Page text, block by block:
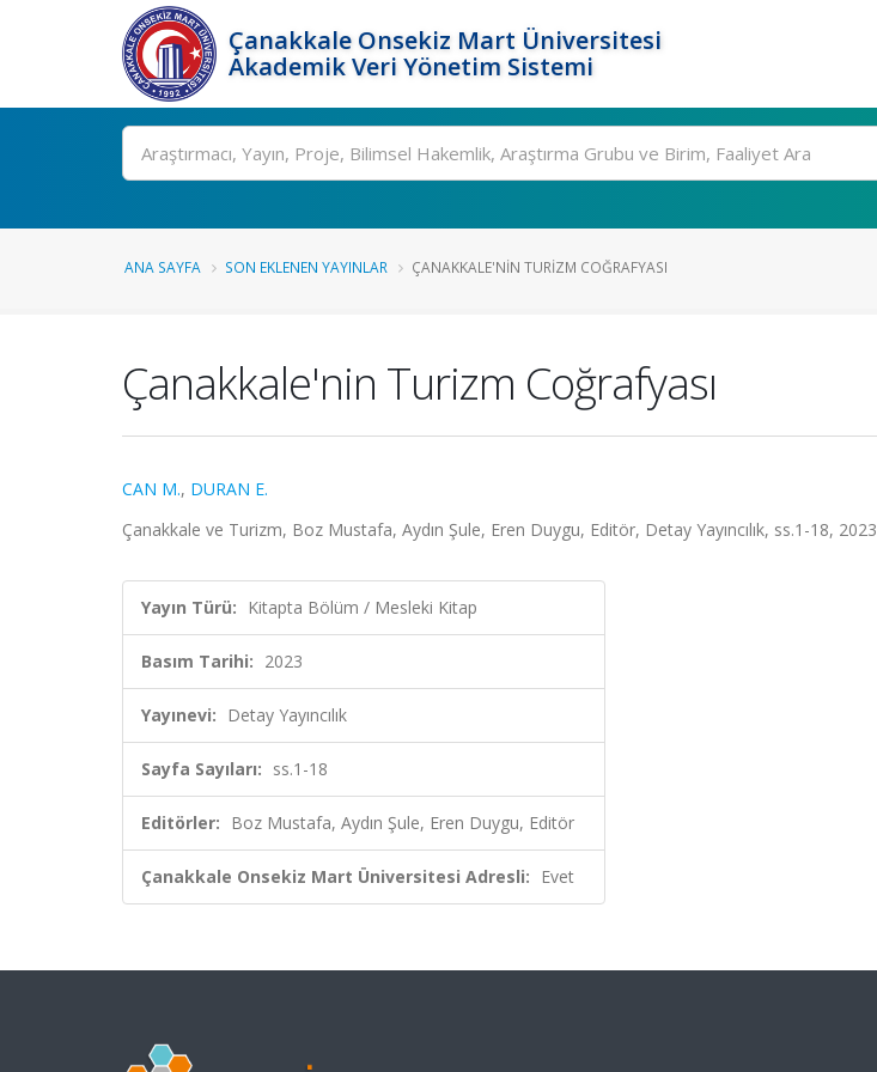
Çanakkale Onsekiz Mart Üniversitesi
Akademik Veri Yönetim Sistemi
Ara
ANA SAYFA SON EKLENEN YAYINLAR ÇANAKKALE'NIN TURIZM COĞRAFYASI
Çanakkale'nin Turizm Coğrafyası
CAN M., DURAN E.
Çanakkale ve Turizm, Boz Mustafa, Aydın Şule, Eren Duygu, Editör, Detay Yayıncılık, ss.1-18, 2023
Yayın Türü: Kitapta Bölüm / Mesleki Kitap
Basım Tarihi: 2023
Yayınevi: Detay Yayıncılık
Sayfa Sayıları: ss.1-18
Editörler: Boz Mustafa, Aydın Şule, Eren Duygu, Editör
Çanakkale Onsekiz Mart Üniversitesi Adresli: Evet